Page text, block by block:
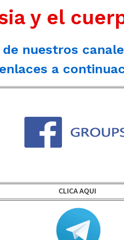
y el
nuestros
enlaces a
CLICA AQUI